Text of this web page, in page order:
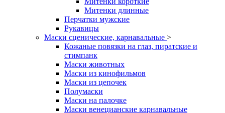
Митенки длинные
Перчатки мужские
Рукавицы
Маски сценические, карнавальные >
Кожаные повязки на глаз, пиратские и
стимпанк
Маски животных
Маски из кинофильмов
Маски из цепочек
Полумаски
Маски на палочке
Маски венецианские карнавальные